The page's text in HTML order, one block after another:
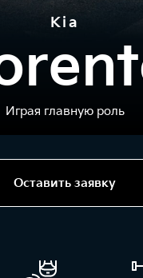
Оставить заявку
Kia
Играя главную роль